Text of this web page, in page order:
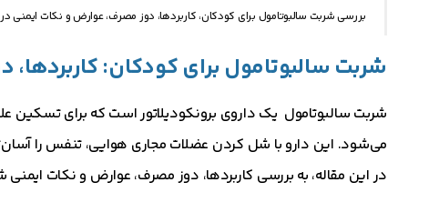
بررسی شربت سالبوتامول برای کودکان، کاربردها، دوز مصرف، عوارض و نکات ایمنی
شربت سالبوتامول برای کودکان:
شربت سالبوتامول یک داروی برونکودیلاتور است که برای
می‌شود. این دارو با شل کردن عضلات مجاری هوایی، تنفس را
در این مقاله، به بررسی کاربردها، دوز مصرف، عوارض و نکات